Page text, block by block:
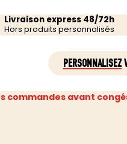
Livraison express 48/72h
Hors produits personnalisés
PERSONNALISEZ
commandes avant